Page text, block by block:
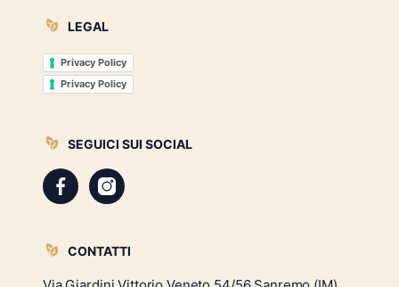
LEGAL
Privacy Policy
Privacy Policy
SEGUICI SUI SOCIAL
CONTATTI